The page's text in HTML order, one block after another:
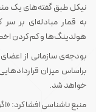
نیکل طبق گفته‌های یک
به قمار مبادله‌ای بر
هولدینگ‌ها و کم کردن
بودجه‌ی سازمانی از
براساس میزان
خواهد شد.
منبع ناشناسی افشا کرد: